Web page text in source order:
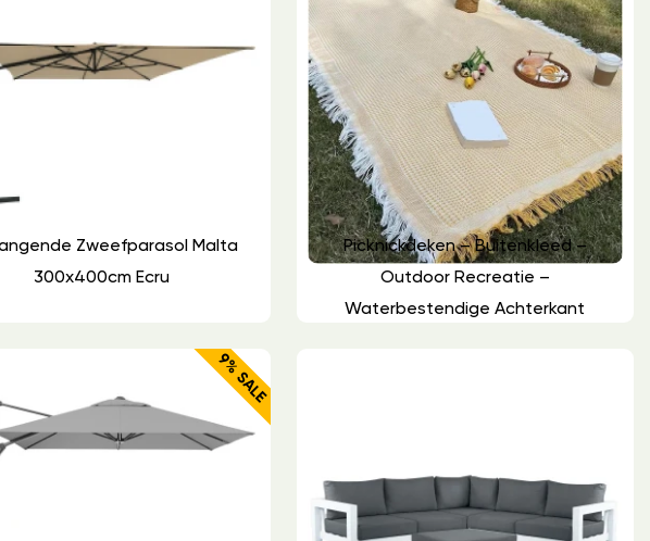
Zweefparasol Malta
300x400cm Ecru
Picknickdeken – Buitenkleed –
Outdoor Recreatie –
Waterbestendige Achterkant
9% SALE